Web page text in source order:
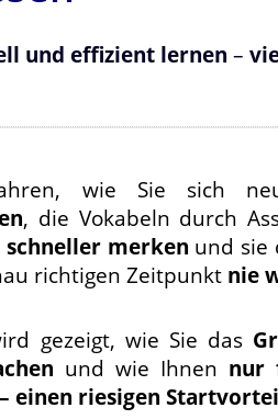
und effizient lernen –
wie Sie sich
, die Vokabeln durch
merken und sie
richtigen Zeitpunkt nie
gezeigt, wie Sie das
und wie Ihnen nur
einen riesigen